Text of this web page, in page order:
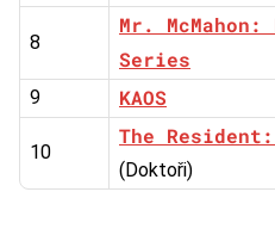
8
Mr.
Series
9 KAOS
10
The
(Doktoři)